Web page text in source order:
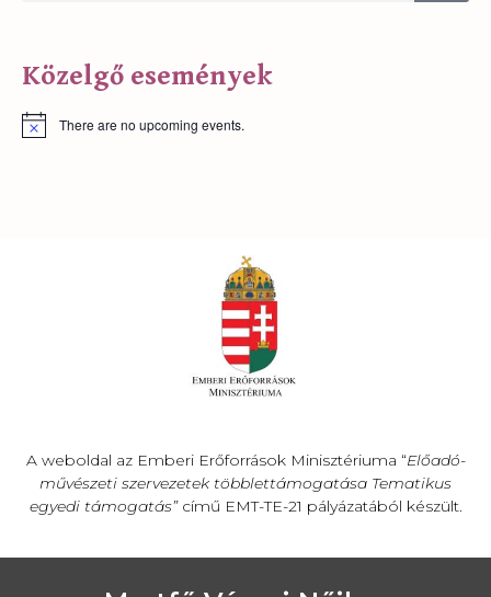
Közelgő események
There are no upcoming events.
A weboldal az Emberi Erőforrások Minisztériuma “Előadó-
művészeti szervezetek többlettámogatása Tematikus
egyedi támogatás”című EMT-TE-21 pályázatából készült.